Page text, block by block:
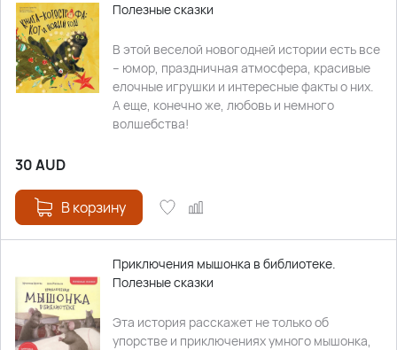
Полезные сказки
В этой веселой новогодней истории есть все
– юмор, праздничная атмосфера, красивые
елочные игрушки и интересные факты о них.
А еще, конечно же, любовь и немного
волшебства!
30AUD
В корзину
Приключения мышонка в библиотеке.
Полезные сказки
Эта история расскажет не только об
упорстве и приключениях умного мышонка,